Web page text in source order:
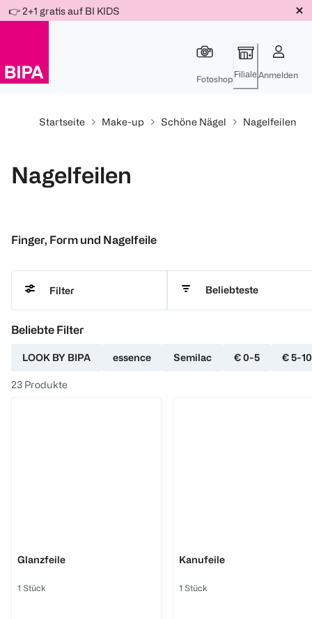
Für
Für
Für
Weiter
zum
👉 2+1 gratis auf BI KIDS
Fotoshop Filiale Anmelden
Startseite Make-up Schöne Nägel Nagelfeilen
Nagelfeilen
Finger, Form und Nagelfeile
Filter Beliebteste
Beliebte Filter
LOOK BY BIPA essence Semilac € 0-5 € 5-10
23 Produkte
Glanzfeile
1 Stück
Kanufeile
1 Stück